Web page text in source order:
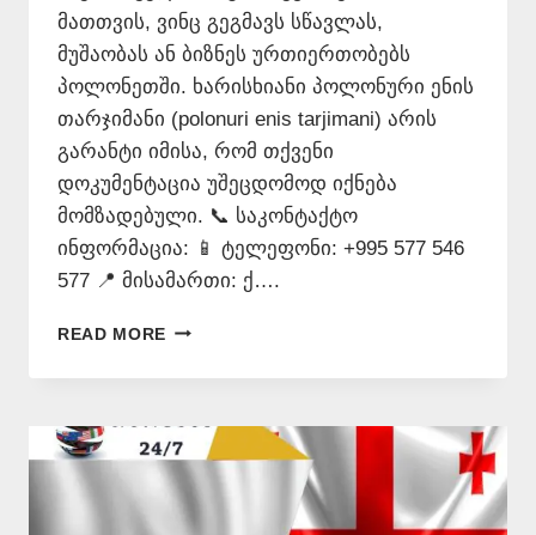
მათთვის, ვინც გეგმავს სწავლას,
მუშაობას ან ბიზნეს ურთიერთობებს
პოლონეთში. ხარისხიანი პოლონური ენის
თარჯიმანი (polonuri enis tarjimani) არის
გარანტი იმისა, რომ თქვენი
დოკუმენტაცია უშეცდომოდ იქნება
მომზადებული. 📞 საკონტაქტო
ინფორმაცია: 📱 ტელეფონი: +995 577 546
577 📍 მისამართი: ქ….
READ MORE ᲞᲝᲚᲝᲜᲣᲠᲐᲓ
–
546
577